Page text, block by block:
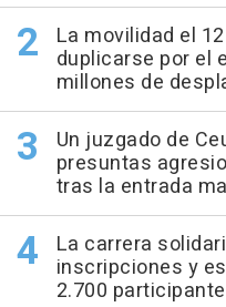
La movilidad el
duplicarse por el
millones de
Un juzgado de
presuntas
tras la entrada
La carrera
inscripciones y
2.700